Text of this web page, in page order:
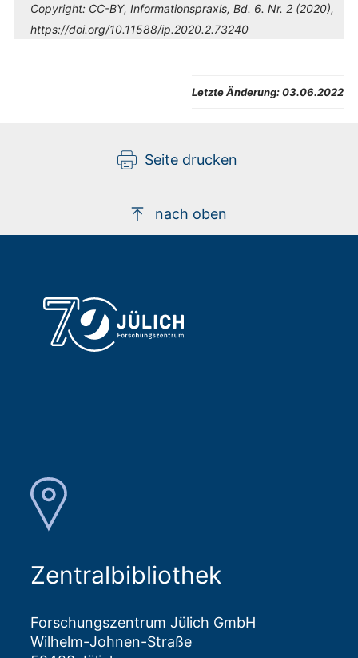
Copyright: CC-BY, Informationspraxis, Bd. 6. Nr. 2 (2020),
https://doi.org/10.11588/ip.2020.2.73240
Letzte Änderung:03.06.2022
Seite drucken
nach oben
Zentralbibliothek
Forschungszentrum Jülich GmbH
Wilhelm-Johnen-Straße